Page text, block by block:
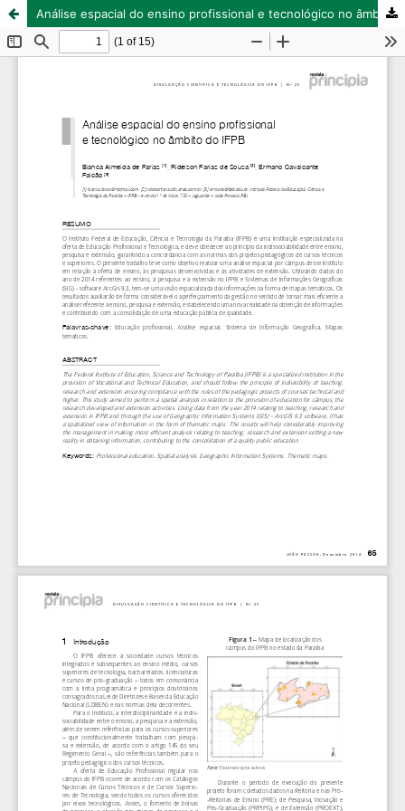
Análise espacial do ensino profissional e tecnológico no âmbito do IFPB